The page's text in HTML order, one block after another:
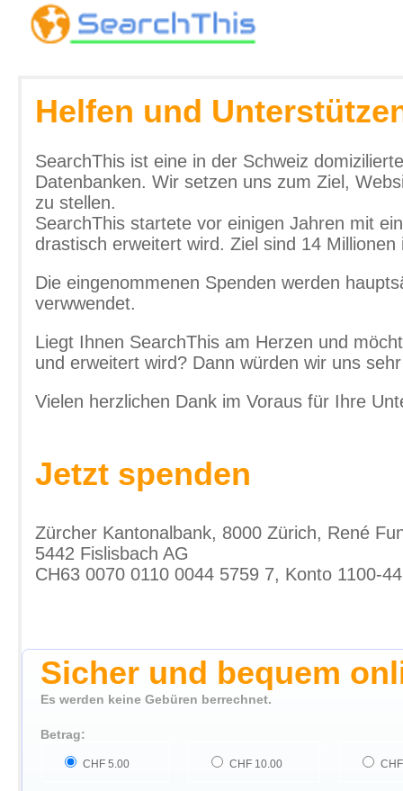
Helfen und
SearchThis ist eine in der Schweiz
Datenbanken. Wir setzen uns zum Ziel,
zu stellen.
SearchThis startete vor einigen Jahren mit
drastisch erweitert wird. Ziel sind 14
Die eingenommenen Spenden werden
verwwendet.
Liegt Ihnen SearchThis am Herzen und
und erweitert wird? Dann würden wir uns
Vielen herzlichen Dank im Voraus für Ihre
Jetzt spenden
Zürcher Kantonalbank, 8000 Zürich, René
5442 Fislisbach AG
CH63 0070 0110 0044 5759 7, Konto 1100-
Sicher und bequem
Es werden keine Gebüren berrechnet.
Betrag:
CHF 5.00 CHF 10.00